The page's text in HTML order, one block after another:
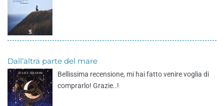
Dall’altra parte del mare
Bellissima recensione, mi hai fatto venire voglia di
comprarlo! Grazie..!